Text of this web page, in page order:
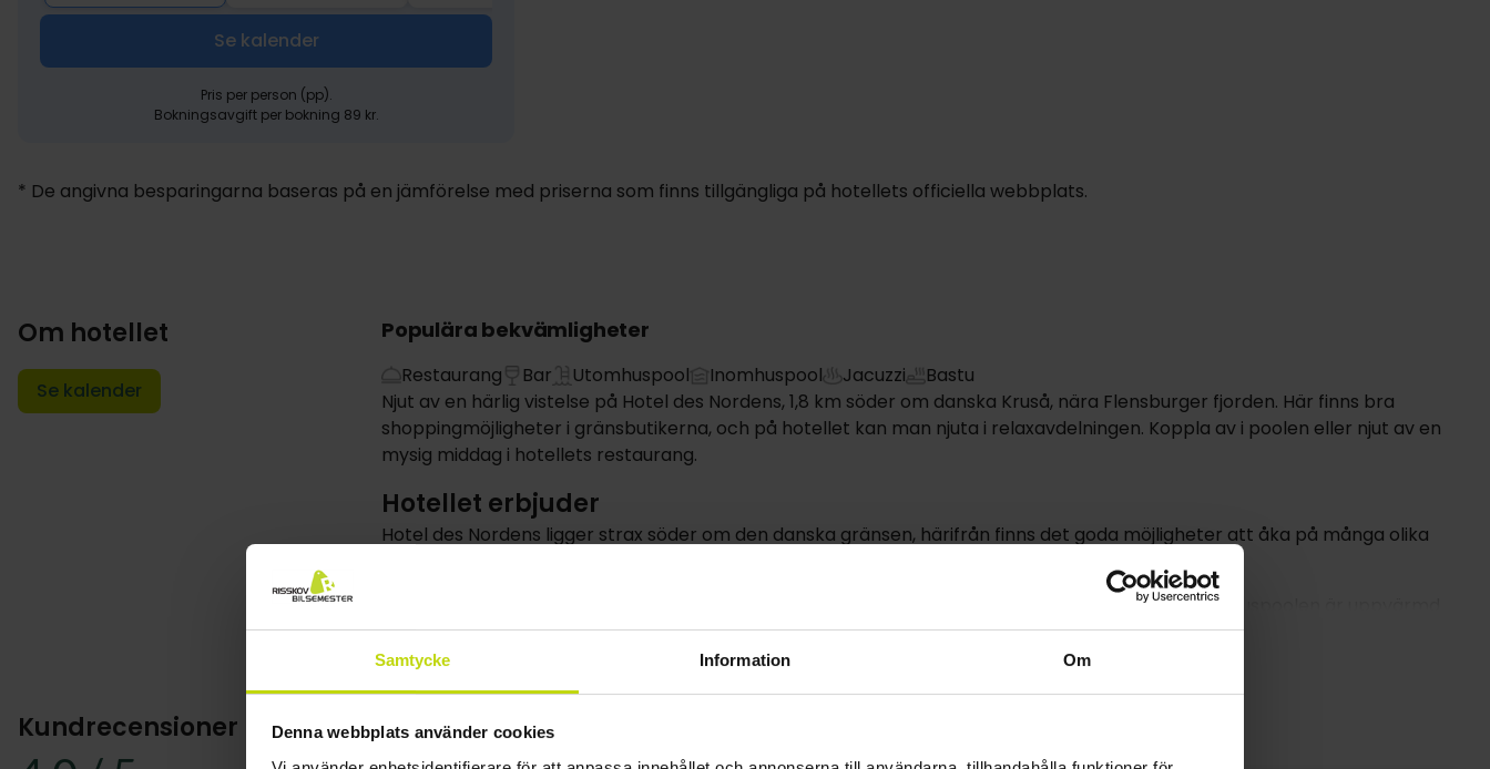
Samtycke Information Om
Denna webbplats använder cookies
Se kalender
Pris per person (pp).
Bokningsavgift per bokning 89 kr.
* De angivna besparingarna baseras på en jämförelse med priserna som finns tillgängliga på hotellets officiella webbplats.
Om hotellet
Se kalender
Populära bekvämligheter
Restaurang Bar Utomhuspool Inomhuspool Jacuzzi
Bastu
Njut av en härlig vistelse på Hotel des Nordens, 1,8 km söder om danska Kruså, nära Flensburger fjorden. Här finns bra
shoppingmöjligheter i gränsbutikerna, och på hotellet kan man njuta i relaxavdelningen. Koppla av i poolen eller njut av en
mysig middag i hotellets restaurang.
Hotellet erbjuder
Hotel des Nordens ligger strax söder om den danska gränsen, härifrån finns det goda möjligheter att åka på många olika
Hotellets 700 kvm stora wellnessavdeling, Aquapoint, har både inomhus- och utomhuspool. Utomhuspoolen är uppvärmd
hela året. Dessutom finns bastu, spa och babybassäng. Hotellet har även fitnessfaciliteter samt solarium (mot avgift).
I hotellrestaurangen serveras goda och kreativa måltider av hög standard baserade på de bästa råvarorna. Middagen
serveras kl. 18 eller kl. 20, så kom ihåg att reservera bord till den sittning du önskar vid ankomsten.
Visa mer
Kundrecensioner